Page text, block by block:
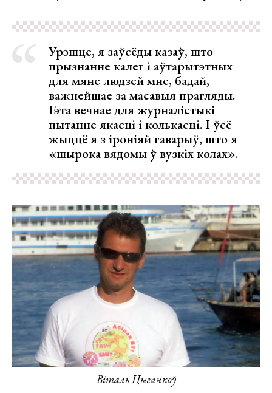
Урэшце, я заўсёды казаў, што
прызнанне калег і аўтарытэтных
для мяне людзей мне, бадай,
важнейшае за масавыя прагляды.
Гэта вечнае для журналістыкі
пытанне якасці і колькасці. І ўсё
жыццё я з іроніяй гаварыў, што я
«шырока вядомы ў вузкіх колах».
Віталь Цыганкоў